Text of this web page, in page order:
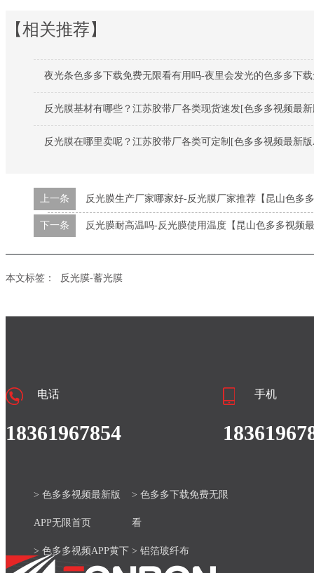
【相关推荐】
夜光条色多多下载免费无限看有用吗-夜里会发光的色多多下
反光膜基材有哪些？江苏胶带厂各类现货速发[色多多视频最
反光膜在哪里卖呢？江苏胶带厂各类可定制[色多多视频最新
上一条 反光膜生产厂家哪家好-反光膜厂家推荐【昆山色多
下一条 反光膜耐高温吗-反光膜使用温度【昆山色多多视频
本文标签： 反光膜-蓄光膜
电话
18361967854
手机
> 色多多视频最新版
APP无限首页
> 色多多下载免费无限
看
> 色多多视频APP黄下 > 铝箔玻纤布